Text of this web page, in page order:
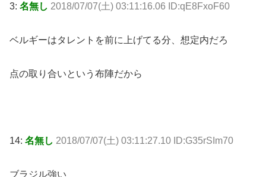
3: 名無し 2018/07/07(土) 03:11:16.06 ID:qE8FxoF60
ベルギーはタレントを前に上げてる分、想定内だろ
点の取り合いという布陣だから
14: 名無し 2018/07/07(土) 03:11:27.10 ID:G35rSIm70
ブラジル強い